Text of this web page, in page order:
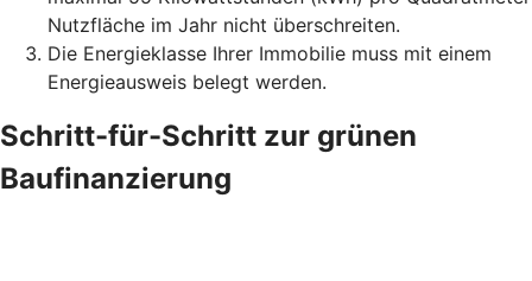
Nutzfläche im Jahr nicht überschreiten.
Die Energieklasse Ihrer Immobilie muss mit einem
Energieausweis belegt werden.
Schritt-für-Schritt zur grünen
Baufinanzierung